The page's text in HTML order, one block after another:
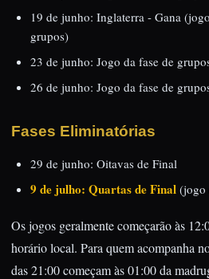
19 de junho: Inglaterra - Gana
grupos)
23 de junho: Jogo da fase de
26 de junho: Jogo da fase de
Fases Eliminatórias
29 de junho: Oitavas de Final
9 de julho: Quartas de Final (jogo
Os jogos geralmente começarão às
horário local. Para quem acompanha
das 21:00 começam às 01:00 da